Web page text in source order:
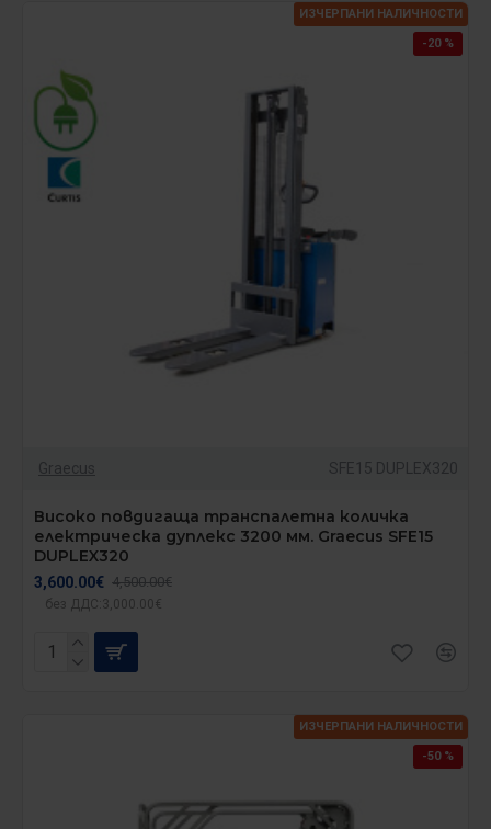
-20 %
ИЗЧЕРПАНИ НАЛИЧНОСТИ
Graecus SFE15 DUPLEX320
Високо повдигаща транспалетна количка
електрическа дуплекс 3200 мм. Graecus SFE15
DUPLEX320
3,600.00€ 4,500.00€
без ДДС:3,000.00€
-50 %
ИЗЧЕРПАНИ НАЛИЧНОСТИ